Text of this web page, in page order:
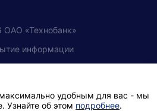
ОАО «Технобанк»
информации
видеонаблюдения
удобным для вас - мы
Узнайте об этом подробнее.